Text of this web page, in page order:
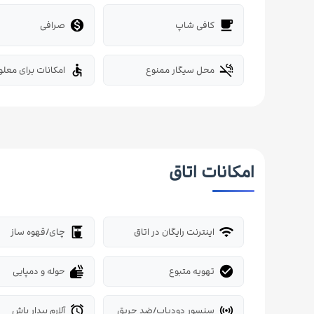
local_cafe کافی شاپ  صرافی
smoke_free محل سیگار ممنوع accessible امکانات برای
امکانات اتاق
wifi اینترنت رایگان در اتاق coffee_maker چای/قهوه ساز
check_circle تهویه متبوع dry حوله و دمپایی
sensors سنسور دودیاب/ضد حریق alarm آلارم بیدار باش